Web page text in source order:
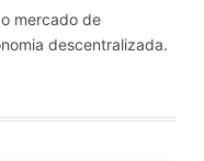
mercado de
descentralizada.